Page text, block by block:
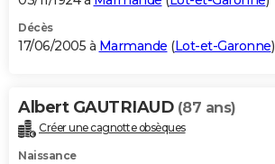
Décès
17/06/2005 à Marmande (Lot-et-Garonne)
Albert GAUTRIAUD (87 ans)
Créer une cagnotte obsèques
Naissance